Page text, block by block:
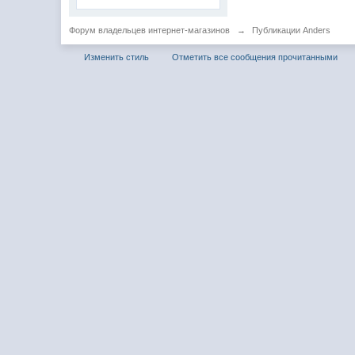
Форум владельцев интернет-магазинов → Публикации Anders
Изменить стиль Отметить все сообщения прочитанными